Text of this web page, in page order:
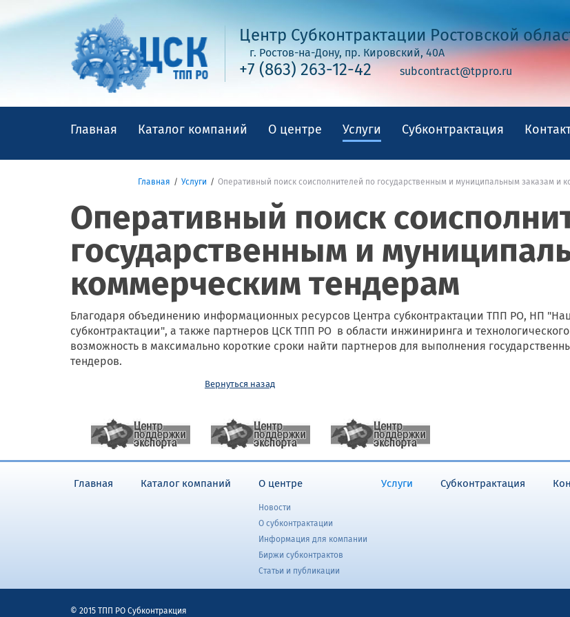
Центр Субконтрактации Ростовской
г. Ростов-на-Дону, пр. Кировский, 40А
+7 (863) 263-12-42 subcontract@tppro.ru
Главная Каталог компаний О центре Услуги Субконтрактация
Главная Услуги Оперативный поиск соисполнителей по государственным и муниципальным заказам и
Оперативный поиск
государственным и
коммерческим тендерам
Благодаря объединению информационных ресурсов Центра субконтрактации ТПП РО, НП
субконтрактации", а также партнеров ЦСК ТПП РО в области инжиниринга и
возможность в максимально короткие сроки найти партнеров для выполнения
тендеров.
Вернуться назад
Главная Каталог компаний О центре
Новости
О субконтрактации
Информация для компании
Биржи субконтрактов
Статьи и публикации
Услуги Субконтрактация
© 2015 ТПП РО Субконтракция